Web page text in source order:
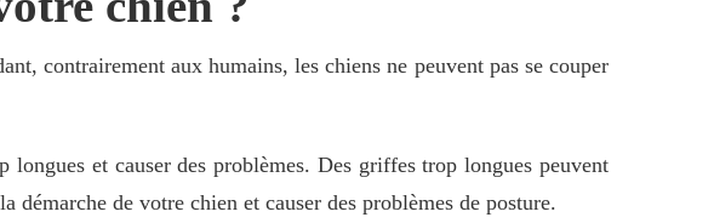
contrairement aux humains, les chiens ne peuvent pas se couper
et causer des problèmes. Des griffes trop longues peuvent
de votre chien et causer des problèmes de posture.